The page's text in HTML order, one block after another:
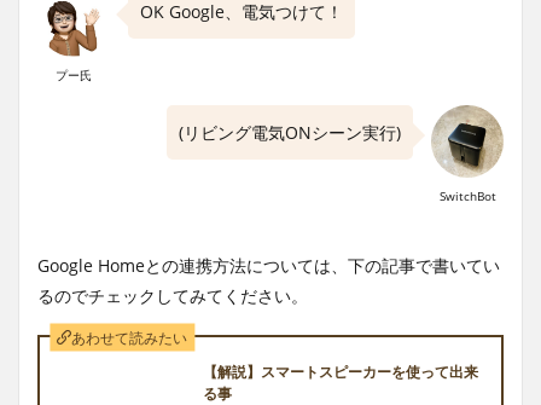
プー氏
OK Google、電気つけて！
SwitchBot
(リビング電気ONシーン実行)
Google Homeとの連携方法については、下の記事で書いてい
るのでチェックしてみてください。
あわせて読みたい
【解説】スマートスピーカーを使って出来
る事